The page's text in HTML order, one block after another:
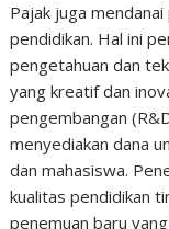
Pajak juga
pendidikan. Hal ini
pengetahuan dan
yang kreatif dan
pengembangan
menyediakan dana
dan mahasiswa.
kualitas pendidikan
penemuan baru